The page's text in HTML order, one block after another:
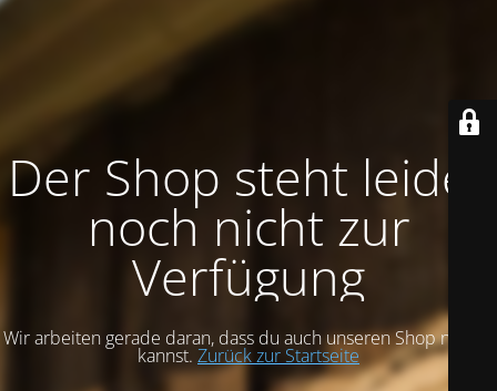
Der Shop steht leider
noch nicht zur
Verfügung
Wir arbeiten gerade daran, dass du auch unseren Shop nutzen
kannst. Zurück zur Startseite